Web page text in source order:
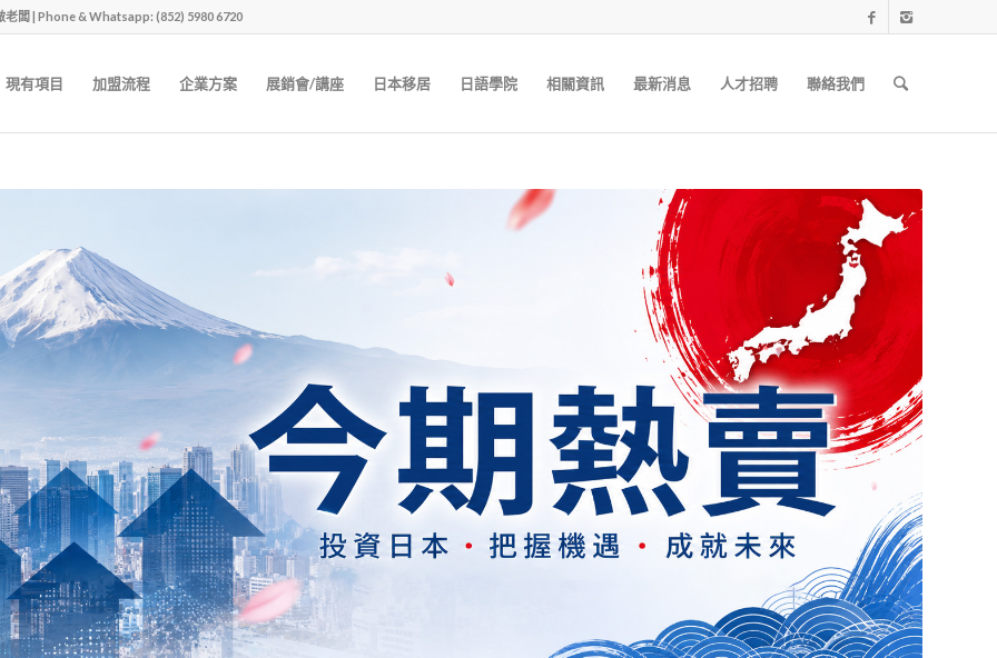
老闆 | Phone & Whatsapp: (852) 5980 6720
現有項目 加盟流程 企業方案 展銷會/講座 日本移居 日語學院 相關資訊 最新消息 人才招聘 聯絡我們